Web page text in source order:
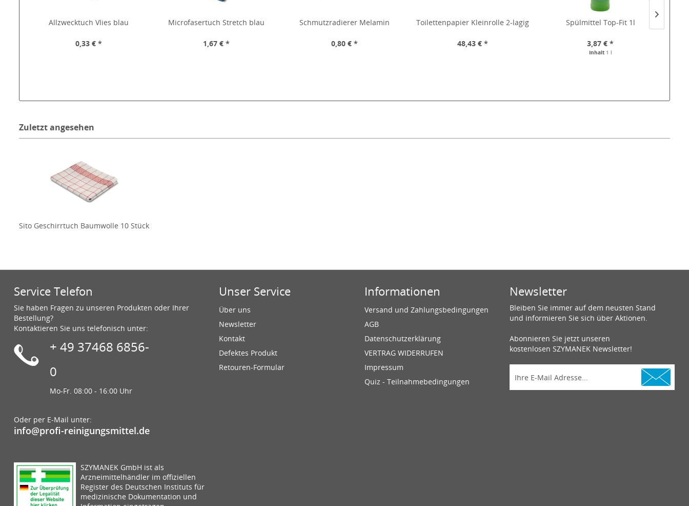
Allzwecktuch Vlies blau
0,33 € *
Microfasertuch Stretch blau
1,67 € *
Schmutzradierer Melamin
0,80 € *
Toilettenpapier Kleinrolle 2-lagig
48,43 € *
Spülmittel Top-Fit 1l
3,87 € *
Inhalt 1 l
Zuletzt angesehen
Sito Geschirrtuch Baumwolle 10 Stück
Service Telefon
Sie haben Fragen zu unseren Produkten oder Ihrer
Bestellung?
Kontaktieren Sie uns telefonisch unter:
+ 49 37468 6856-
0
Mo-Fr. 08:00 - 16:00 Uhr
Oder per E-Mail unter:
info@profi-reinigungsmittel.de
SZYMANEK GmbH ist als
Arzneimittelhändler im offiziellen
Register des Deutschen Instituts für
medizinische Dokumentation und
Unser Service
Über uns
Newsletter
Kontakt
Defektes Produkt
Retouren-Formular
Informationen
Versand und Zahlungsbedingungen
AGB
Datenschutzerklärung
VERTRAG WIDERRUFEN
Impressum
Quiz - Teilnahmebedingungen
Newsletter
Bleiben Sie immer auf dem neusten Stand
und informieren Sie sich über Aktionen.
Abonnieren Sie jetzt unseren
kostenlosen SZYMANEK Newsletter!